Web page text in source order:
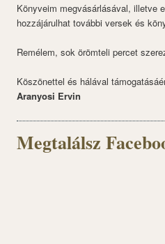
Könyveim megvásárlásával, illetve
hozzájárulhat további versek és
Remélem, sok örömteli percet
Köszönettel és hálával
Aranyosi Ervin
Megtalálsz